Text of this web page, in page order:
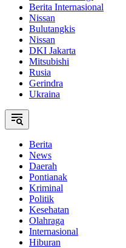
Berita Internasional
Nissan
Bulutangkis
Nissan
DKI Jakarta
Mitsubishi
Rusia
Gerindra
Ukraina
Berita
News
Daerah
Pontianak
Kriminal
Politik
Kesehatan
Olahraga
Internasional
Hiburan